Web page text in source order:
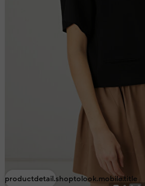
productdetail.shoptolook.mobile.title